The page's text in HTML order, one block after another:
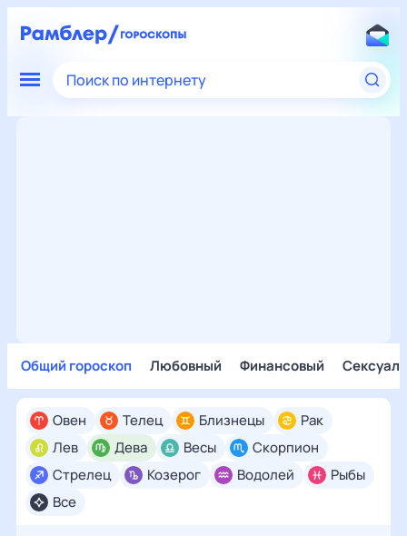
Поиск по интернету
Общий гороскоп Любовный Финансовый
Все
Овен Телец Близнецы
Рак
Лев
Дева Весы
Скорпион
Стрелец
Козерог Водолей Рыбы